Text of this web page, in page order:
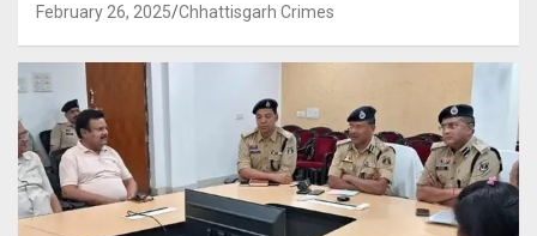
February 26, 2025 Chhattisgarh Crimes